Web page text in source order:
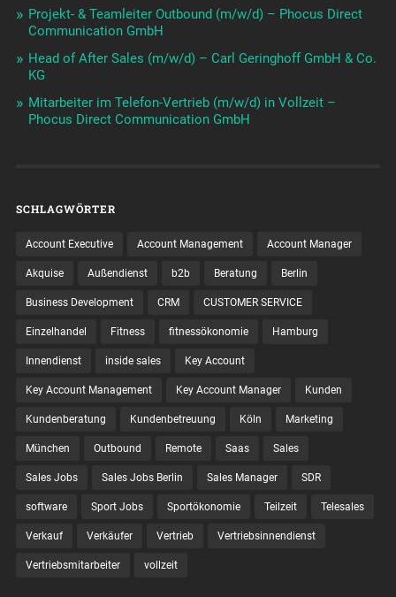
Projekt- & Teamleiter Outbound (m/w/d) – Phocus Direct
Communication GmbH
Head of After Sales (m/w/d) – Carl Geringhoff GmbH & Co.
KG
Mitarbeiter im Telefon-Vertrieb (m/w/d) in Vollzeit –
Phocus Direct Communication GmbH
SCHLAGWÖRTER
Account Executive Account Management Account Manager
Akquise Außendienst b2b Beratung Berlin
Business Development CRM CUSTOMER SERVICE
Einzelhandel Fitness fitnessökonomie Hamburg
Innendienst inside sales Key Account
Key Account Management Key Account Manager Kunden
Kundenberatung Kundenbetreuung Köln Marketing
München Outbound Remote Saas Sales
Sales Jobs Sales Jobs Berlin Sales Manager SDR
software Sport Jobs Sportökonomie Teilzeit Telesales
Verkauf Verkäufer Vertrieb Vertriebsinnendienst
Vertriebsmitarbeiter vollzeit